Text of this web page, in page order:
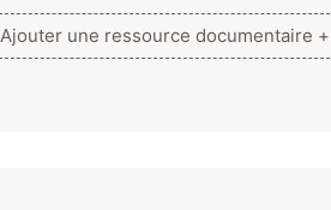
Ajouter une ressource documentaire +